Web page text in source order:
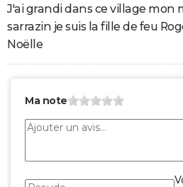
J'ai grandi dans ce village mon
sarrazin je suis la fille de feu
Noëlle
Ma note